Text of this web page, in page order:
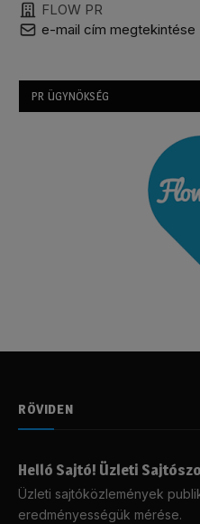
FLOW PR
e-mail cím megtekintése
PR ÜGYNÖKSÉG
RÖVIDEN
Helló Sajtó! Üzleti
Üzleti sajtóközlemények
eredményességük mérése.